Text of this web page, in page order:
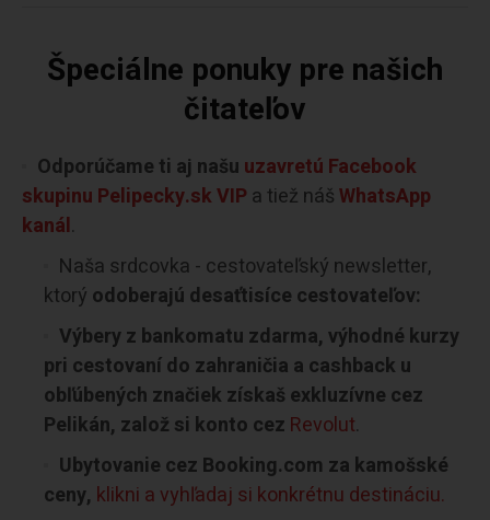
Špeciálne ponuky pre našich
čitateľov
Odporúčame ti aj našu uzavretú Facebook
skupinu Pelipecky.sk VIP a tiež nášWhatsApp
kanál.
Naša srdcovka - cestovateľský newsletter,
ktorý odoberajú desaťtisíce cestovateľov:
Výbery z bankomatu zdarma, výhodné kurzy
pri cestovaní do zahraničia a cashback u
obľúbených značiek získaš exkluzívne cez
Pelikán, založ si konto cez Revolut.
Ubytovanie cez Booking.com za kamošské
ceny, klikni a vyhľadaj si konkrétnu destináciu.